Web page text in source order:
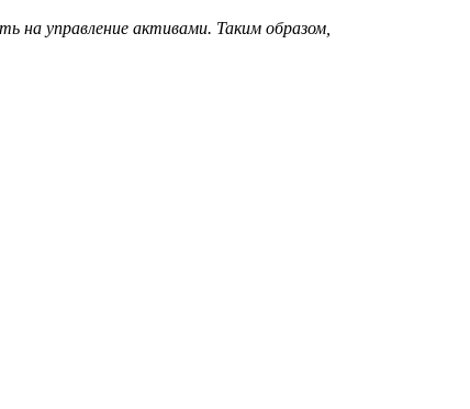
на управление активами. Таким образом,